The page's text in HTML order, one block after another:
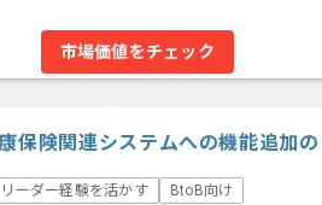
市場価値をチェック
保険関連システムへの機能追加
リーダー経験を活かす BtoB向け